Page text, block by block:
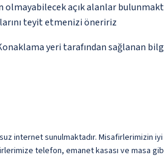
açık alanlar
teyit etmenizi öneririz
yeri tarafından sağlanan
internet sunulmaktadır. Misafirlerimizin
telefon, emanet kasası ve masa